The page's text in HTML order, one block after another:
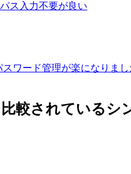
ス入力不要が良い
ワード管理が楽になりまし
比較されているシ